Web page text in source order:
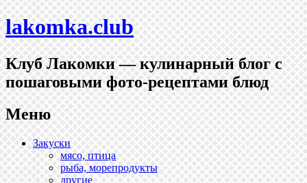
lakomka.club
Клуб Лакомки — кулинарный блог с
пошаговыми фото-рецептами блюд
Меню
Перейти
к
содержимому
Закуски
мясо, птица
рыба, морепродукты
другие